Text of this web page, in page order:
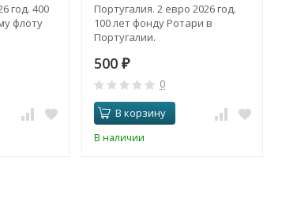
год. 400
флоту
Португалия. 2 евро 2026 год.
100 лет фонду Ротари в
Португалии.
500 ₽
0
В корзину
В наличии